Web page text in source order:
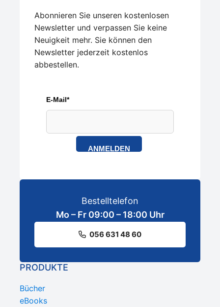
Abonnieren Sie unseren kostenlosen
Newsletter und verpassen Sie keine
Neuigkeit mehr. Sie können den
Newsletter jederzeit kostenlos
abbestellen.
E-Mail*
ANMELDEN
Bestelltelefon
Mo – Fr 09:00 – 18:00 Uhr
056 631 48 60
PRODUKTE
Bücher
eBooks